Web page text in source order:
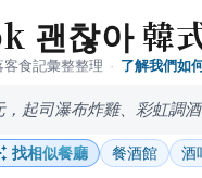
찮아 韓
食記彙整整理 · 了解我們如
起司瀑布炸雞、彩虹調
找相似餐廳 餐酒館 酒